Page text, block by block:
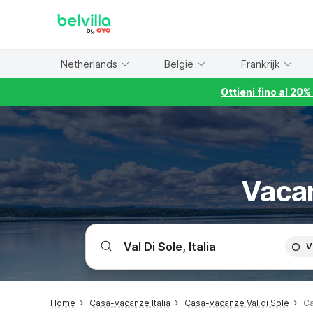
Netherlands België Frankrijk
Ottieni fino al
Home Casa-vacanze Italia Casa-vacanze Val di Sole